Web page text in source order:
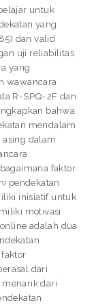
untuk
yang
dan valid
uji reliabilitas
yang
wawancara
R-SPQ-2F dan
bahwa
mendalam
asing dalam
faktor
pendekatan
inisiatif untuk
motivasi
adalah dua
dari
menarik dari